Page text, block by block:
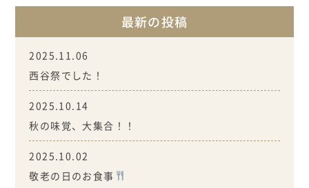
最新の投稿
2025.11.06
西谷祭でした！
2025.10.14
秋の味覚、大集合！！
2025.10.02
敬老の日のお食事